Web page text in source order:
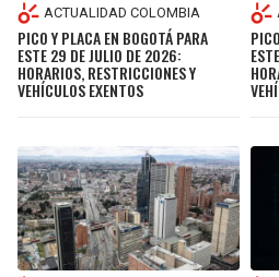
ACTUALIDAD COLOMBIA
PICO Y PLACA EN BOGOTÁ PARA
ESTE 29 DE JULIO DE 2026:
HORARIOS, RESTRICCIONES Y
VEHÍCULOS EXENTOS